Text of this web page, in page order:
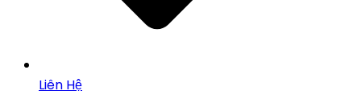
Liên Hệ